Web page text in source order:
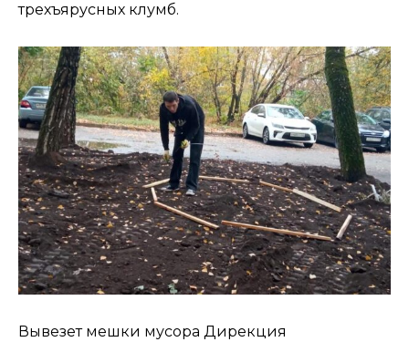
трехъярусных клумб.
Вывезет мешки мусора Дирекция